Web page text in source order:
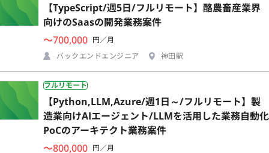
【TypeScript/週5日/フルリモート】酪農畜産業界
向けのSaasの開発業務案件
〜700,000 円／月
バックエンドエンジニア
神田駅
フルリモート
【Python,LLM,Azure/週1日～/フルリモート】製
造業向けAIエージェント/LLMを活用した業務自動化
PoCのアーキテクト業務案件
〜800,000 円／月